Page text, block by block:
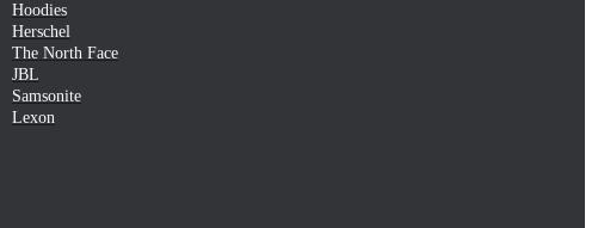
Hoodies
Herschel
The North Face
JBL
Samsonite
Lexon